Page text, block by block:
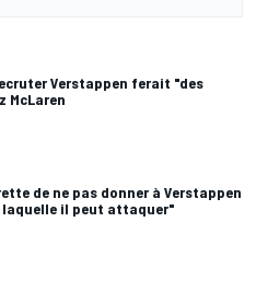
Verstappen ferait "des
McLaren
de ne pas donner à Verstappen
laquelle il peut attaquer"